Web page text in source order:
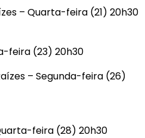
– Quarta-feira (21) 20h30
feira (23) 20h30
– Segunda-feira (26)
feira (28) 20h30